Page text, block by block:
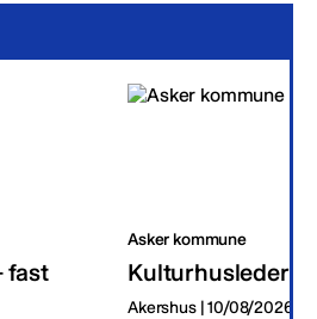
fast
Asker kommune
Kulturhusleder
Akershus | 10/08/2026